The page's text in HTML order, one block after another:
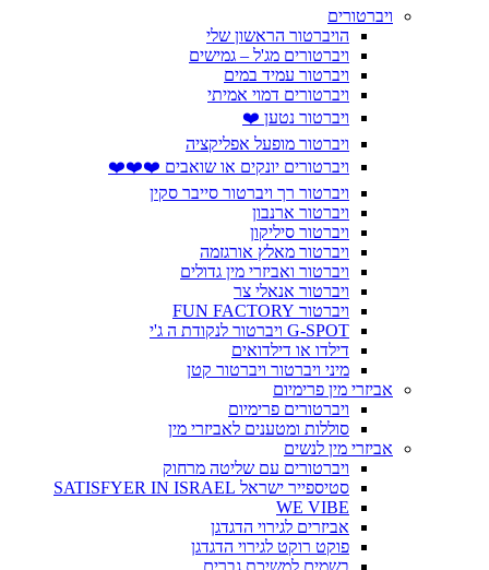
ויברטורים
הויברטור הראשון שלי
ויברטורים מג'ל – גמישים
ויברטור עמיד במים
ויברטורים דמוי אמיתי
ויברטור נטען ❤️
ויברטור מופעל אפליקציה
ויברטורים יונקים או שואבים ❤️❤️❤️
ויברטור רך ויברטור סייבר סקין
ויברטור ארנבון
ויברטור סיליקון
ויברטור מאלץ אורגזמה
ויברטור ואביזרי מין גדולים
ויברטור אנאלי צר
ויברטור FUN FACTORY
G-SPOT ויברטור לנקודת ה ג'י
דילדו או דילדואים
מיני ויברטור ויברטור קטן
אביזרי מין פרימיום
ויברטורים פרימיום
סוללות ומטענים לאביזרי מין
אביזרי מין לנשים
ויברטורים עם שליטה מרחוק
סטיספייר ישראל SATISFYER IN ISRAEL
WE VIBE
אביזרים לגירוי הדגדגן
פוקט רוקט לגירוי הדגדגן
בשמים למשיכת גברים